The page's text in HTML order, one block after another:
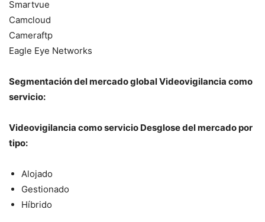
Smartvue
Camcloud
Cameraftp
Eagle Eye Networks
Segmentación del mercado global Videovigilancia como
servicio:
Videovigilancia como servicio Desglose del mercado por
tipo:
Alojado
Gestionado
Híbrido